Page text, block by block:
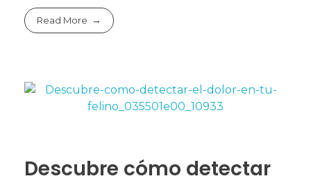
Read More
Descubre cómo detectar